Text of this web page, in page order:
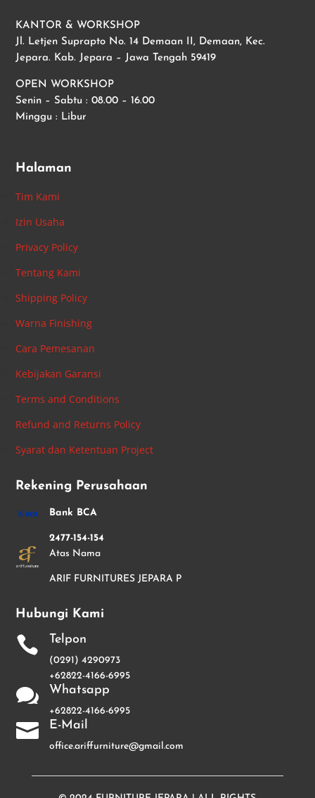
KANTOR & WORKSHOP
Jl. Letjen Suprapto No. 14 Demaan II, Demaan, Kec.
Jepara. Kab. Jepara – Jawa Tengah 59419
OPEN WORKSHOP
Senin – Sabtu : 08.00 – 16.00
Minggu : Libur
Halaman
Tim Kami
Izin Usaha
Privacy Policy
Tentang Kami
Shipping Policy
Warna Finishing
Cara Pemesanan
Kebijakan Garansi
Terms and Conditions
Refund and Returns Policy
Syarat dan Ketentuan Project
Rekening Perusahaan
Bank BCA
2477-154-154
Atas Nama
ARIF FURNITURES JEPARA P
Hubungi Kami
 Telpon
(0291) 4290973
+62822-4166-6995
 Whatsapp
+62822-4166-6995
 E-Mail
office.ariffurniture@gmail.com